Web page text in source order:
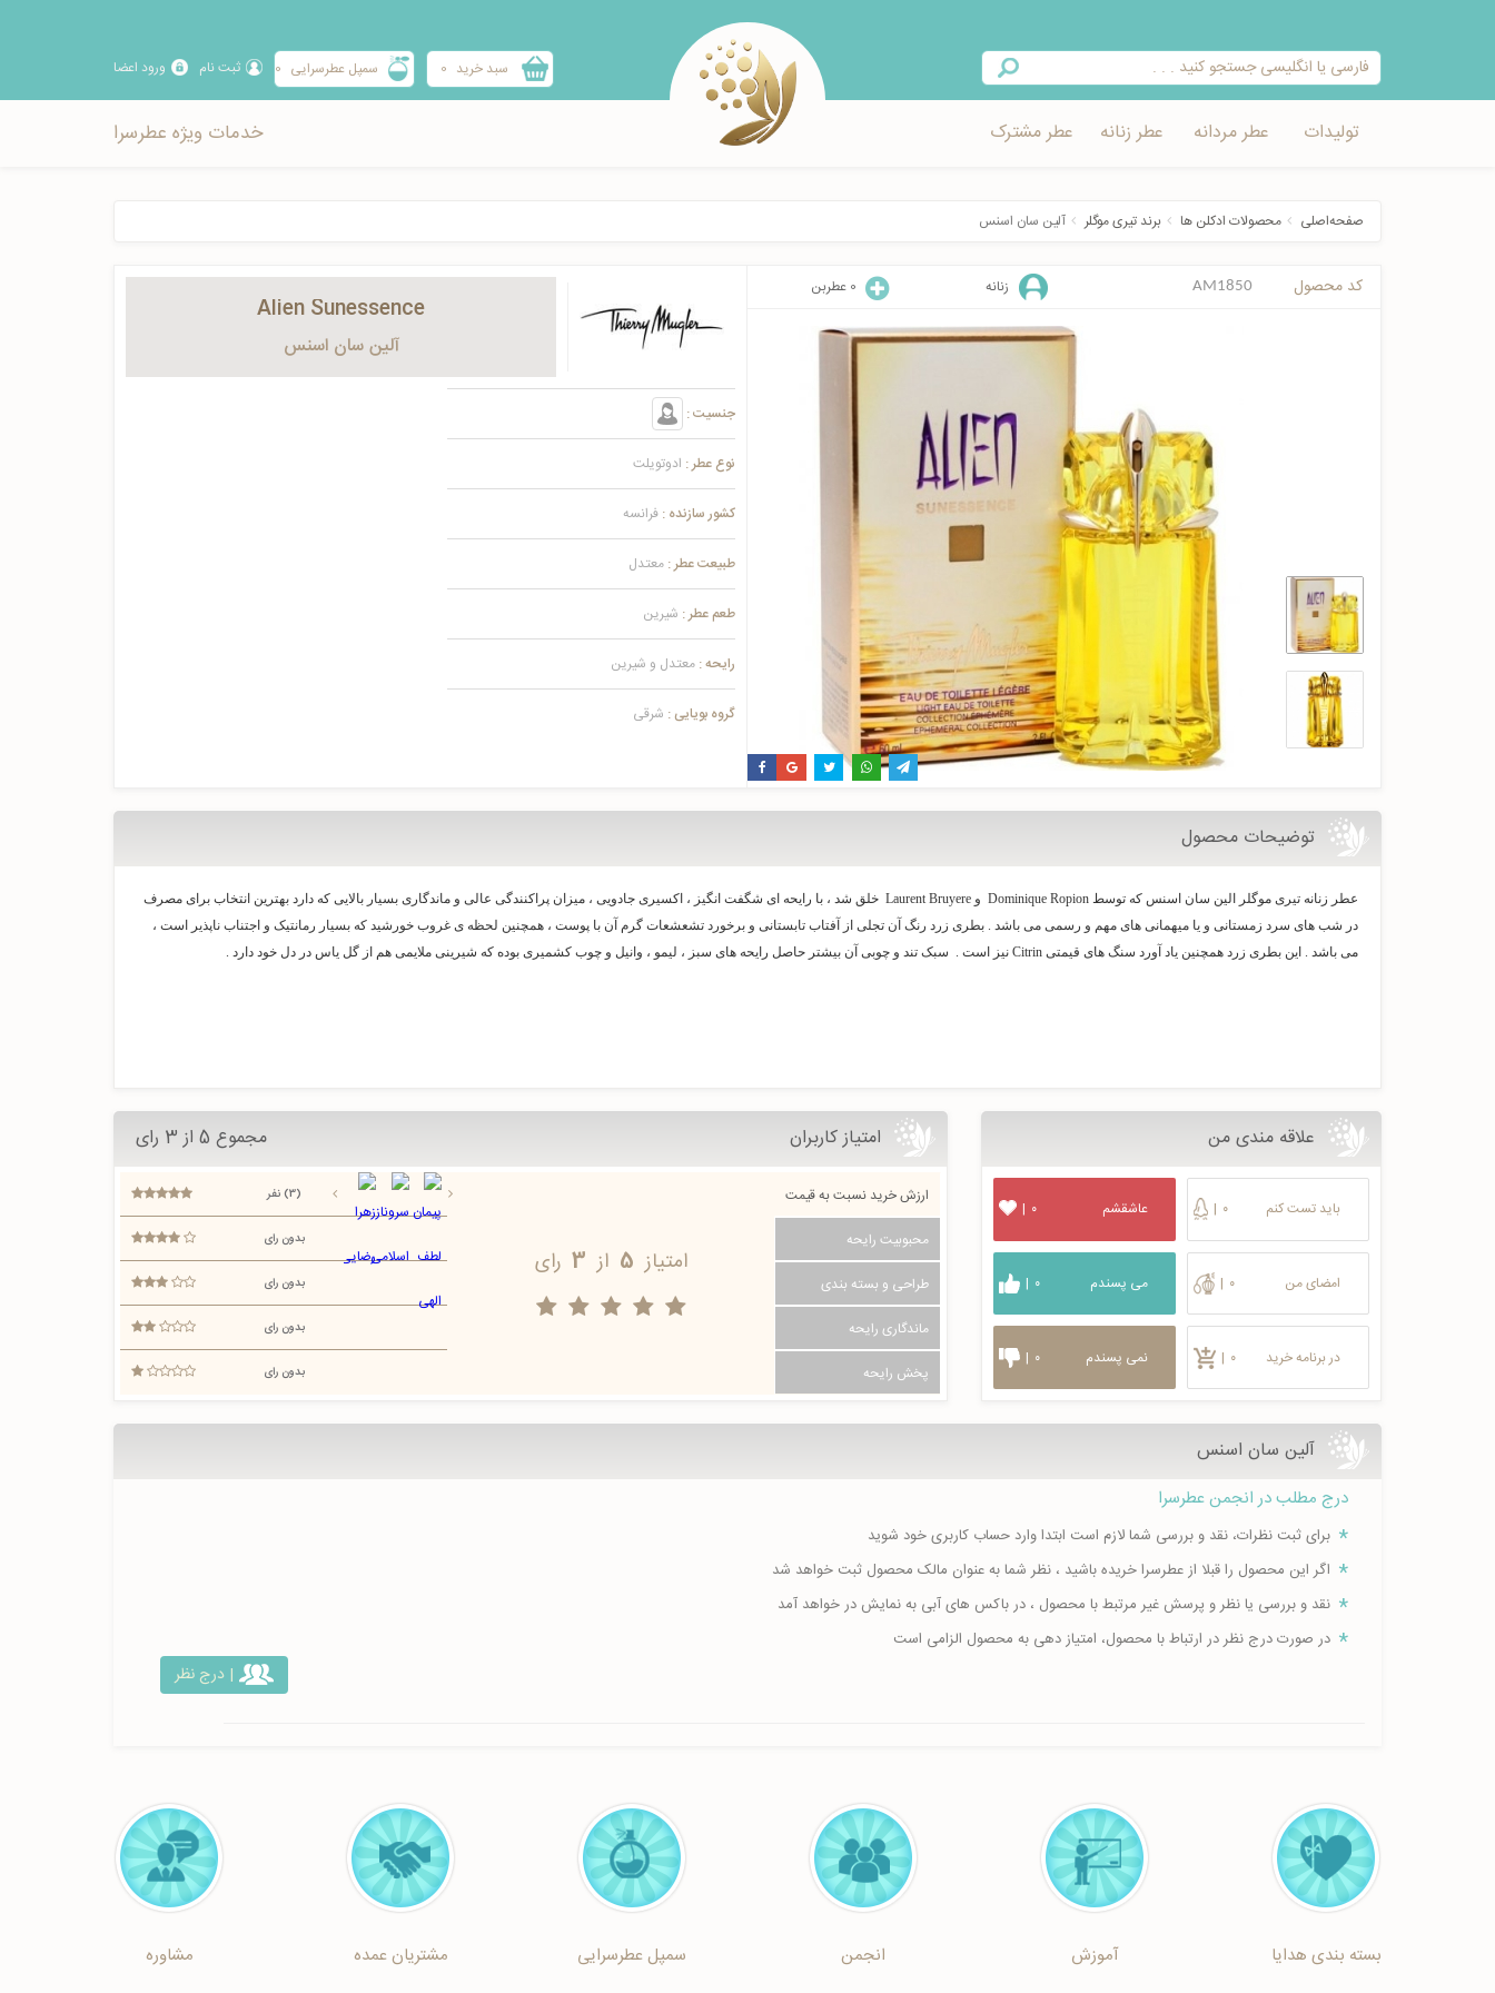
ورود اعضا ثبت نام سمپل عطرسرایی 0 سبد خرید 0
تولیدات عطر مردانه عطر زنانه عطر مشترک خدمات ویژه عطرسرا
صفحه‌اصلی محصولات ادکلن ها برند تیری موگلر آلین سان اسنس
کد محصول AM1850 زنانه 0 عطربن
Alien Sunessence
آلین سان اسنس
جنسیت :
نوع عطر : ادوتویلت
کشور سازنده : فرانسه
طبیعت عطر : معتدل
طعم عطر : شیرین
رایحه : معتدل و شیرین
گروه بویایی : شرقی
توضیحات محصول
عطر زنانه تیری موگلر الین سان اسنس که توسط Dominique Ropion و Laurent Bruyere خلق شد ، با رایحه ای شگفت انگیز ، اکسیری جادویی ، میزان پراکنندگی عالی و ماندگاری بسیار بالایی که دارد بهترین انتخاب برای مصرف
در شب های سرد زمستانی و یا میهمانی های مهم و رسمی می باشد . بطری زرد رنگ آن تجلی از آفتاب تابستانی و برخورد تشعشعات گرم آن با پوست ، همچنین لحظه ی غروب خورشید که بسیار رمانتیک و اجتناب ناپذیر است ،
می باشد . این بطری زرد همچنین یاد آورد سنگ های قیمتی Citrin نیز است . سبک تند و چوبی آن بیشتر حاصل رايحه های سبز ، لیمو ، وانیل و چوب کشمیری بوده که شیرینی ملایمی هم از گل یاس در دل خود دارد .
علاقه مندی من
باید تست کنم | ۰
امضای من | ۰
در برنامه خرید | ۰
عاشقشم | ۰
می پسندم | ۰
نمی پسندم | ۰
امتیاز کاربران مجموع 5 از 3 رای
ارزش خرید نسبت به قیمت
محبوبیت رایحه
طراحی و بسته بندی
ماندگاری رایحه
پخش رایحه
امتیاز 5 از 3 رای
(3) نفر
بدون رای
بدون رای
بدون رای
بدون رای
آلین سان اسنس
درج مطلب در انجمن عطرسرا
برای ثبت نظرات، نقد و بررسی شما لازم است ابتدا وارد حساب کاربری خود شوید
اگر این محصول را قبلا از عطرسرا خریده باشید ، نظر شما به عنوان مالک محصول ثبت خواهد شد
نقد و بررسی یا نظر و پرسش غیر مرتبط با محصول ، در باکس های آبی به نمایش در خواهد آمد
در صورت درج نظر در ارتباط با محصول، امتیاز دهی به محصول الزامی است
| درج نظر
بسته بندی هدایا آموزش انجمن سمپل عطرسرایی مشتریان عمده مشاوره